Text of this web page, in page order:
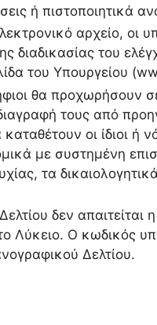
ή πιστοποιητικά
αρχείο, οι
του
του Υπουργείου
θα προχωρήσουν
τους από
οι ίδιοι ή
με συστημένη
τα
δεν απαιτείται
Λύκειο. Ο κωδικός
Δελτίου.